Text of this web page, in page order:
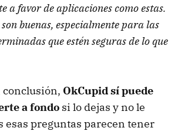
a favor de aplicaciones como estas.
buenas, especialmente para las
que estén seguras de lo que
conclusión, OkCupid sí puede
a fondo si lo dejas y no le
esas preguntas parecen tener